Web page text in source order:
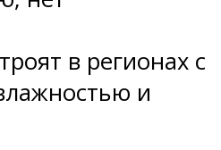
в регионах с
и